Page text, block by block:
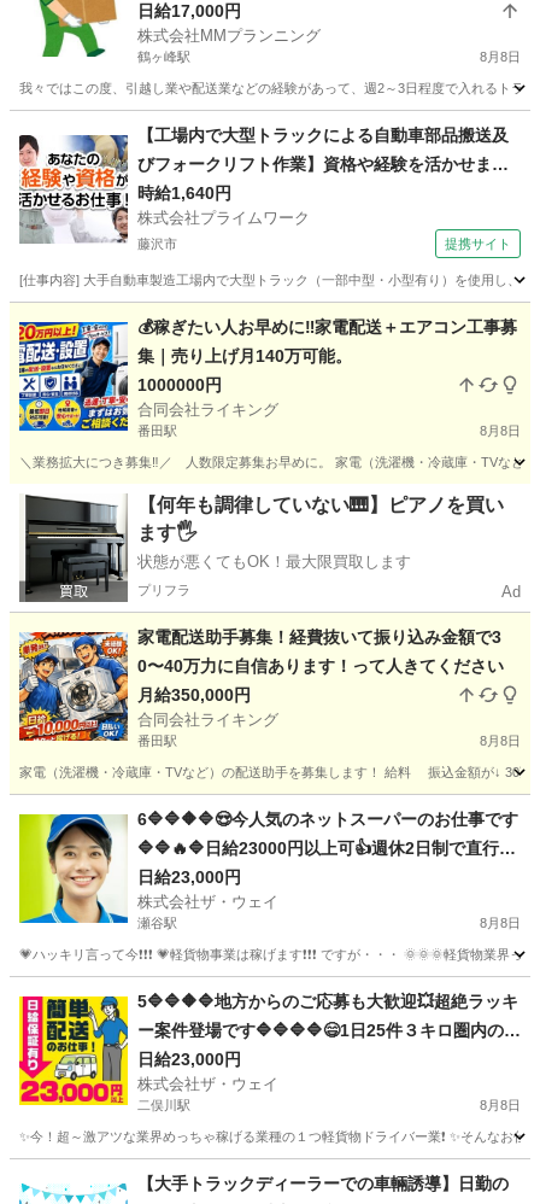
日給17,000円
株式会社MMプランニング
鶴ヶ峰駅 8月8日
我々ではこの度、引越し業や配送業などの経験があって、週2～3日程度で入れるトラ
鶴ヶ峰駅 配送 配送業
【工場内で大型トラックによる自動車部品搬送及
びフォークリフト作業】資格や経験を活かせま
す！
時給1,640円
株式会社プライムワーク
藤沢市 提携サイト
[仕事内容] 大手自動車製造工場内で大型トラック（一部中型・小型有り）を使用
ドライバー
💰稼ぎたい人お早めに‼️家電配送＋エアコン工事募
集｜売り上げ月140万可能。
1000000円
合同会社ライキング
番田駅 8月8日
＼業務拡大につき募集‼️／ 人数限定募集お早めに。 家電（洗濯機・冷蔵庫・TVなど
神奈川 相模原市 番田駅 配送 助手
【何年も調律していない🎹】ピアノを買い
ます🖐️
状態が悪くてもOK！最大限買取します
プリフラ Ad
家電配送助手募集！経費抜いて振り込み金額で3
0〜40万力に自信あります！って人きてください
月給350,000円
合同会社ライキング
番田駅 8月8日
家電（洗濯機・冷蔵庫・TVなど）の配送助手を募集します！ 給料 振込金額が↓ 30万
番田駅 配送 助手
6🔷🔷🔶🔷😍今人気のネットスーパーのお仕事です
🔷🔷🔥🔷日給23000円以上可👍週休2日制で直行直
帰で楽々勤務🌼🌼🌼
日給23,000円
株式会社ザ・ウェイ
瀬谷駅 8月8日
💗ハッキリ言って今❗️❗️❗️ 💗軽貨物事業は稼げます❗️❗️❗️ ですが・・・ 🌞🌞🌞軽貨物業
瀬谷駅 ドライバー ネットスーパー
5🔷🔷🔶🔷地方からのご応募も大歓迎💥超絶ラッキ
ー案件登場です🔷🔷🔷🔷😄1日25件３キロ圏内の
配送❗️朝10：30出勤で2.3万円以上を楽々GET✨✨
日給23,000円
株式会社ザ・ウェイ
二俣川駅 8月8日
✨今！超～激アツな業界めっちゃ稼げる業種の１つ軽貨物ドライバー業❗️ ✨そんなお
二俣川駅 ドライバー ネットスーパー
【大手トラックディーラーでの車輛誘導】日勤の